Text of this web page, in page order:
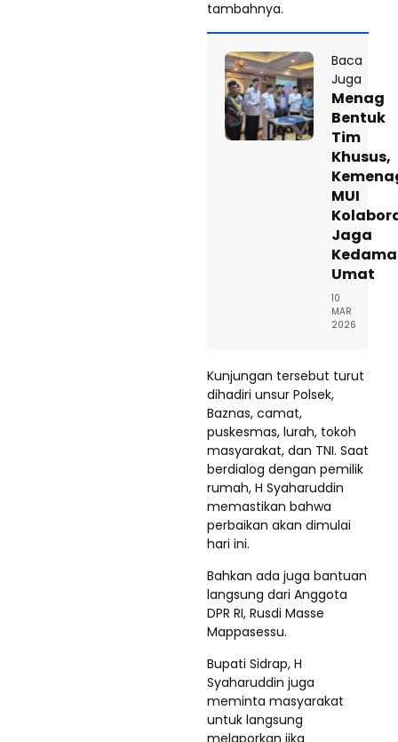
tambahnya.
Baca
Juga
Menag
Bentuk
Tim
Khusus,
MUI
Jaga
Umat
10
MAR
2026
Kunjungan tersebut turut
dihadiri unsur Polsek,
Baznas, camat,
puskesmas, lurah, tokoh
masyarakat, dan TNI. Saat
berdialog dengan pemilik
rumah, H Syaharuddin
memastikan bahwa
perbaikan akan dimulai
hari ini.
Bahkan ada juga bantuan
langsung dari Anggota
DPR RI, Rusdi Masse
Mappasessu.
Bupati Sidrap, H
Syaharuddin juga
meminta masyarakat
untuk langsung
melaporkan jika